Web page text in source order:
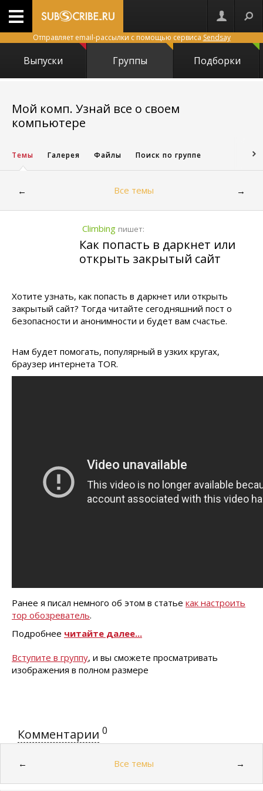
Отправляет email-рассылки с помощью сервиса Sendsay
Выпуски Группы Подборки
Мой комп. Узнай все о своем
компьютере
Темы Галерея Файлы Поиск по группе
← Все темы →
Climbing пишет:
Как попасть в даркнет или
открыть закрытый сайт
Хотите узнать, как попасть в даркнет или открыть
закрытый сайт? Тогда читайте сегодняшний пост о
безопасности и анонимности и будет вам счастье.
Нам будет помогать, популярный в узких кругах,
браузер интернета TOR.
Ранее я писал немного об этом в статье как настроить
тор обозреватель.
Подробнее читайте далее...
Вступите в группу, и вы сможете просматривать
изображения в полном размере
Комментарии 0
← Все темы →